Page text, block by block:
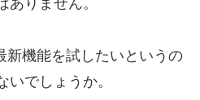
ありません。
新機能を試したいというの
いでしょうか。